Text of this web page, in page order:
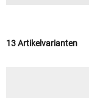
13 Artikelvarianten